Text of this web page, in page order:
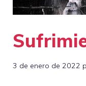
3 de enero de 2022